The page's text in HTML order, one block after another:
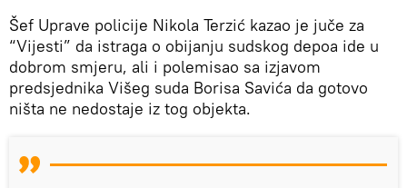
Šef Uprave policije Nikola Terzić kazao je juče za
“Vijesti” da istraga o obijanju sudskog depoa ide u
dobrom smjeru, ali i polemisao sa izjavom
predsjednika Višeg suda Borisa Savića da gotovo
ništa ne nedostaje iz tog objekta.